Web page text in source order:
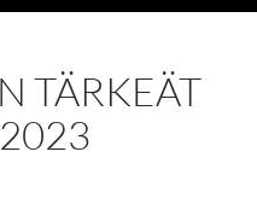
TÄRKEÄT